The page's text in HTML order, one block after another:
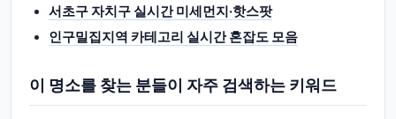
서초구 자치구 실시간 미세먼지·핫스팟
인구밀집지역 카테고리 실시간 혼잡도 모음
이 명소를 찾는 분들이 자주 검색하는 키워드